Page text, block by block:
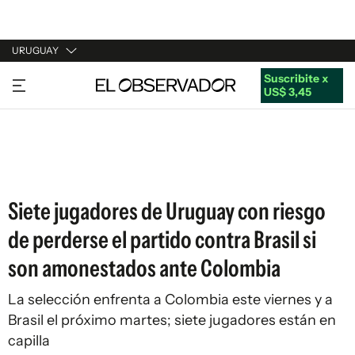
URUGUAY
URUGUAY
ARGENTINA
Suscribite x
US$ 3,45
Siete jugadores de Uruguay con riesgo
de perderse el partido contra Brasil si
son amonestados ante Colombia
La selección enfrenta a Colombia este viernes y a
Brasil el próximo martes; siete jugadores están en
capilla